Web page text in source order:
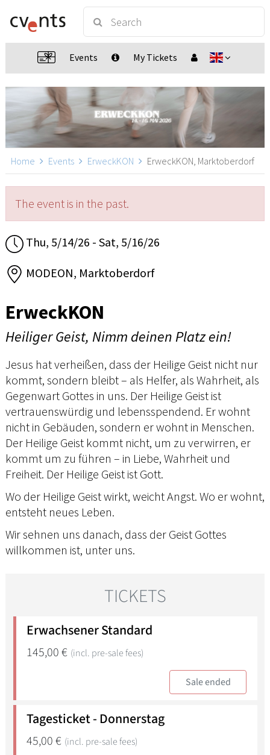
Events My Tickets
Home Events ErweckKON ErweckKON, Marktoberdorf
The event is in the past.
Thu, 5/14/26 - Sat, 5/16/26
MODEON, Marktoberdorf
ErweckKON
Heiliger Geist, Nimm deinen Platz ein!
Jesus hat verheißen, dass der Heilige Geist nicht nur
kommt, sondern bleibt – als Helfer, als Wahrheit, als
Gegenwart Gottes in uns. Der Heilige Geist ist
vertrauenswürdig und lebensspendend. Er wohnt
nicht in Gebäuden, sondern er wohnt in Menschen.
Der Heilige Geist kommt nicht, um zu verwirren, er
kommt um zu führen – in Liebe, Wahrheit und
Freiheit. Der Heilige Geist ist Gott.
Wo der Heilige Geist wirkt, weicht Angst. Wo er wohnt,
entsteht neues Leben.
Wir sehnen uns danach, dass der Geist Gottes
willkommen ist, unter uns.